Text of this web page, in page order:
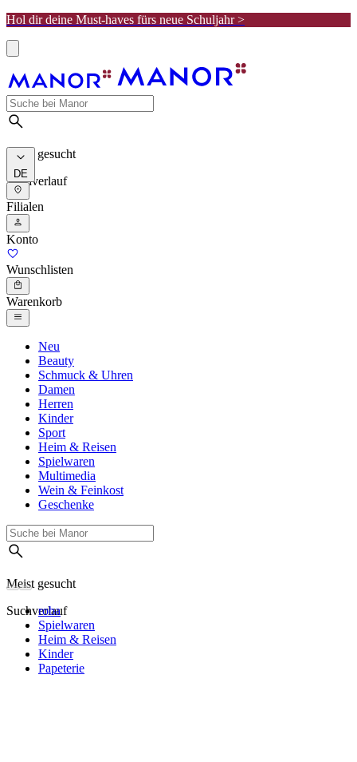
Hol dir deine Must-haves fürs neue Schuljahr >
Meist gesucht
Suchverlauf
DE
Filialen
Konto
Wunschlisten
Warenkorb
Neu
Beauty
Schmuck & Uhren
Damen
Herren
Kinder
Sport
Heim & Reisen
Spielwaren
Multimedia
Wein & Feinkost
Geschenke
Meist gesucht
Suchverlauf
roba
Spielwaren
Heim & Reisen
Kinder
Papeterie